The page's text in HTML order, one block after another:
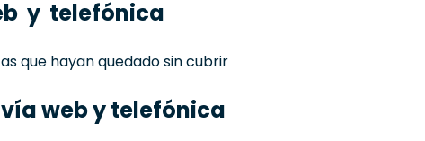
y telefónica
que hayan quedado sin cubrir
vía web y telefónica